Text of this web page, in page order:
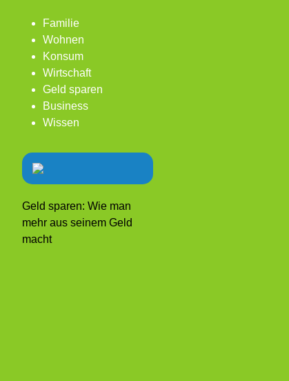
Familie
Wohnen
Konsum
Wirtschaft
Geld sparen
Business
Wissen
Geld sparen: Wie man
mehr aus seinem Geld
macht